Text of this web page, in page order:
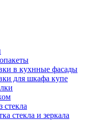
в кухнные фасады
для шкафа купе
стекла и зеркала